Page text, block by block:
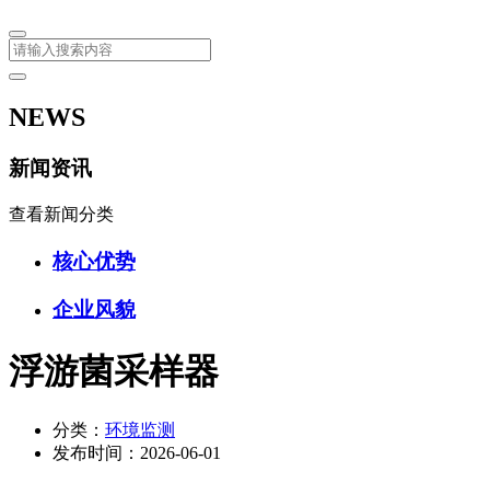
NEWS
新闻资讯
查看新闻分类
核心优势
企业风貌
浮游菌采样器
分类： 环境监测
发布时间： 2026-06-01